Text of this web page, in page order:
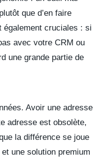
plutôt que d’en faire
également cruciales :si
avec votre CRM ou
une grande partie de
. Avoir une adresse
adresse est obsolète,
la différence se joue
une solution premium